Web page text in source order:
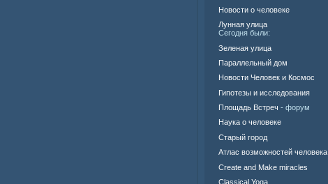
Новости о человеке
Лунная улица
Сегодня были:
Зеленая улица
Параллельный дом
Новости Человек и Космос
Гипотезы и исследования
Площадь Встреч - форум
Наука о человеке
Старый город
Атлас возможностей человека
Create and Make miracles
Classical Yoga